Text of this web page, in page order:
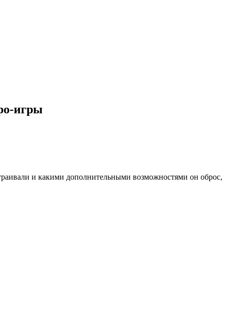
игры
и какими дополнительными возможностями он оброс,